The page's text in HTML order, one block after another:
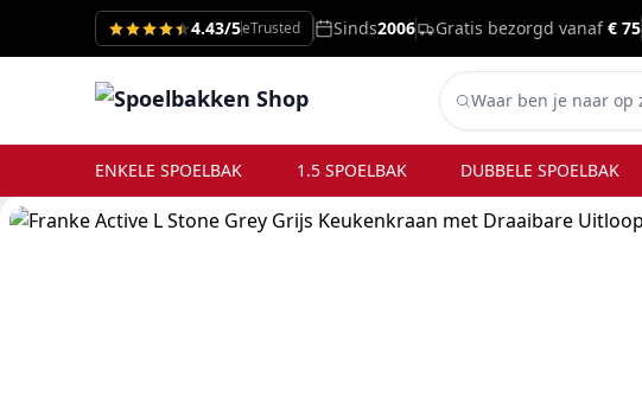
4.43/5eTrusted Sinds2006 Gratis bezorgd vanaf€ 75
ENKELE SPOELBAK 1.5 SPOELBAK DUBBELE SPOELBAK